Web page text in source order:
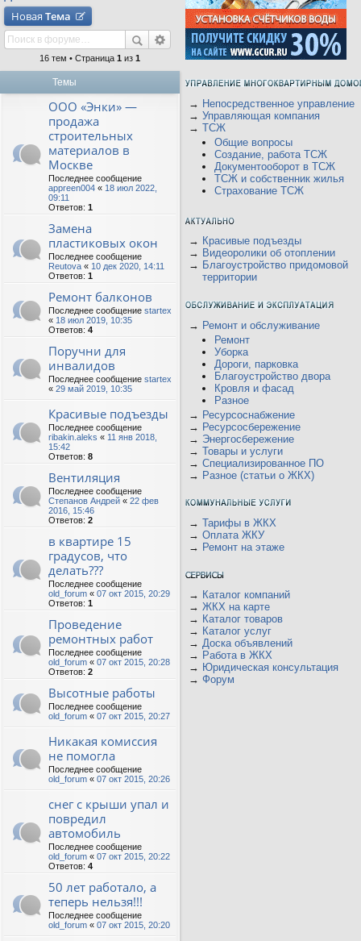
Новая Тема
16 тем • Страница 1 из 1
Темы
ООО «Энки» —
продажа
строительных
материалов в
Москве
Последнее сообщение
appreen004 « 18 июл 2022,
09:11
Ответов: 1
Замена
пластиковых окон
Последнее сообщение
Reutova « 10 дек 2020, 14:11
Ответов: 1
Ремонт балконов
Последнее сообщение startex
« 18 июл 2019, 10:35
Ответов: 4
Поручни для
инвалидов
Последнее сообщение startex
« 29 май 2019, 10:35
Красивые подъезды
Последнее сообщение
ribakin.aleks « 11 янв 2018,
15:42
Ответов: 8
Вентиляция
Последнее сообщение
Степанов Андрей « 22 фев
2016, 15:46
Ответов: 2
в квартире 15
градусов, что
делать???
Последнее сообщение
old_forum « 07 окт 2015, 20:29
Ответов: 1
Проведение
ремонтных работ
Последнее сообщение
old_forum « 07 окт 2015, 20:28
Ответов: 2
Высотные работы
Последнее сообщение
old_forum « 07 окт 2015, 20:27
Никакая комиссия
не помогла
Последнее сообщение
old_forum « 07 окт 2015, 20:26
снег с крыши упал и
повредил
автомобиль
Последнее сообщение
old_forum « 07 окт 2015, 20:22
Ответов: 4
50 лет работало, а
теперь нельзя!!!
Последнее сообщение
old_forum « 07 окт 2015, 20:20
→ Непосредственное управление
→ Управляющая компания
→ ТСЖ
Общие вопросы
Создание, работа ТСЖ
Документооборот в ТСЖ
ТСЖ и собственник жилья
Страхование ТСЖ
→ Красивые подъезды
→ Видеоролики об отоплении
→ Благоустройство придомовой
территории
→ Ремонт и обслуживание
Ремонт
Уборка
Дороги, парковка
Благоустройство двора
Кровля и фасад
Разное
→ Ресурсоснабжение
→ Ресурсосбережение
→ Энергосбережение
→ Товары и услуги
→ Специализированное ПО
→ Разное (статьи о ЖКХ)
→ Тарифы в ЖКХ
→ Оплата ЖКУ
→ Ремонт на этаже
→ Каталог компаний
→ ЖКХ на карте
→ Каталог товаров
→ Каталог услуг
→ Доска объявлений
→ Работа в ЖКХ
→ Юридическая консультация
→ Форум